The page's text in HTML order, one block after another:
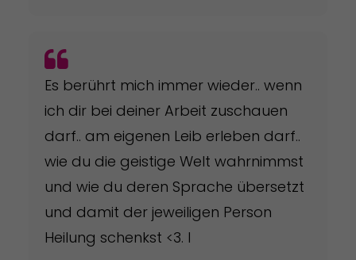
Es berührt mich immer wieder.. wenn
ich dir bei deiner Arbeit zuschauen
darf.. am eigenen Leib erleben darf..
wie du die geistige Welt wahrnimmst
und wie du deren Sprache übersetzt
und damit der jeweiligen Person
Heilung schenkst <3. I